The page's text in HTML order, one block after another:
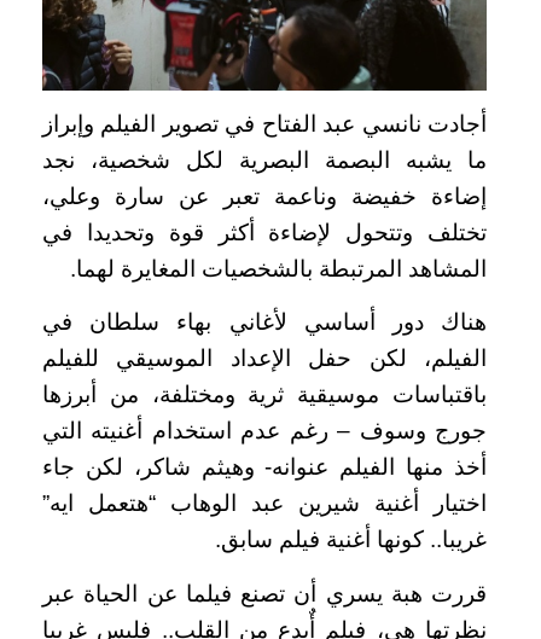
أجادت نانسي عبد الفتاح في تصوير الفيلم وإبراز
ما يشبه البصمة البصرية لكل شخصية، نجد
إضاءة خفيضة وناعمة تعبر عن سارة وعلي،
تختلف وتتحول لإضاءة أكثر قوة وتحديدا في
المشاهد المرتبطة بالشخصيات المغايرة لهما.
هناك دور أساسي لأغاني بهاء سلطان في
الفيلم، لكن حفل الإعداد الموسيقي للفيلم
باقتباسات موسيقية ثرية ومختلفة، من أبرزها
جورج وسوف – رغم عدم استخدام أغنيته التي
أخذ منها الفيلم عنوانه- وهيثم شاكر، لكن جاء
اختيار أغنية شيرين عبد الوهاب “هتعمل ايه”
غريبا.. كونها أغنية فيلم سابق.
قررت هبة يسري أن تصنع فيلما عن الحياة عبر
نظرتها هي، فيلم أٌبدع من القلب.. فليس غريبا